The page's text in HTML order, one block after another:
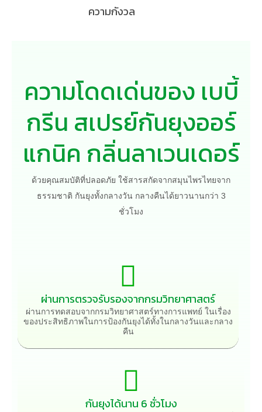
ความกังวล
ความโดดเด่นของ เบบี้
กรีน สเปรย์กันยุงออร์
แกนิค กลิ่นลาเวนเดอร์
ด้วยคุณสมบัติที่ปลอดภัย ใช้สารสกัดจากสมุนไพรไทยจาก
ธรรมชาติ กันยุงทั้งกลางวัน กลางคืนได้ยาวนานกว่า 3
ชั่วโมง
ผ่านการตรวจรับรองจากกรมวิทยาศาสตร์
ผ่านการทดสอบจากกรมวิทยาศาสตร์ทางการแพทย์ ในเรื่อง
ของประสิทธิภาพในการป้องกันยุงได้ทั้งในกลางวันและกลาง
คืน
กันยุงได้นาน 6 ชั่วโมง